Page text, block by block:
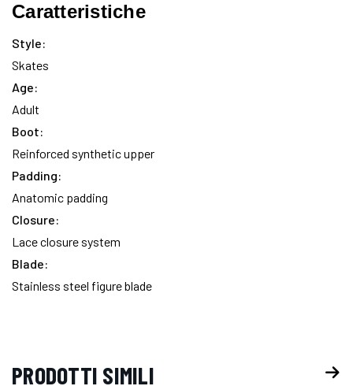
Caratteristiche
Style:
Skates
Age:
Adult
Boot:
Reinforced synthetic upper
Padding:
Anatomic padding
Closure:
Lace closure system
Blade:
Stainless steel figure blade
PRODOTTI SIMILI